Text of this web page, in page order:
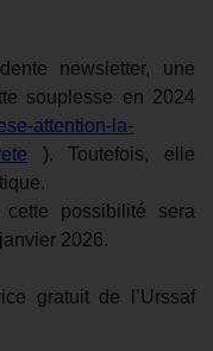
newsletter, une
souplesse en 2024
attention-la-
). Toutefois, elle
cette possibilité sera
2026.
gratuit de l’Urssaf